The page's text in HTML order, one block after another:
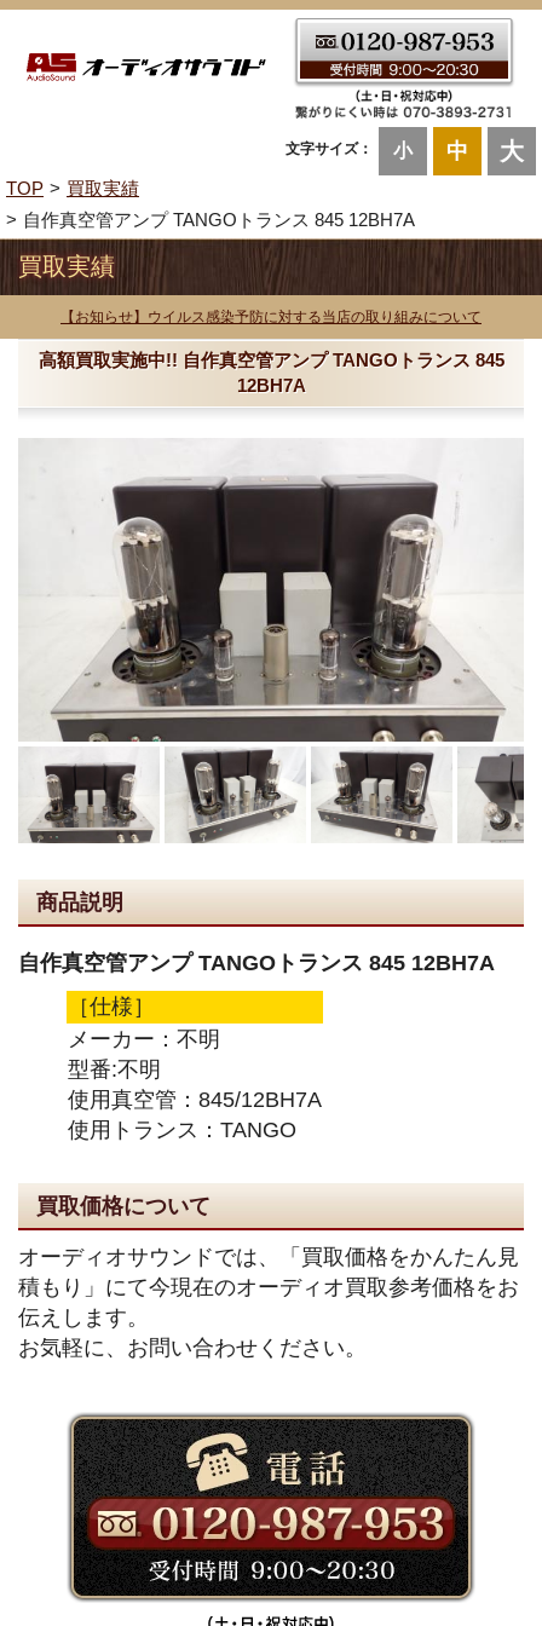
文字サイズ： 小 中 大
TOP
買取実績
自作真空管アンプ TANGOトランス 845 12BH7A
買取実績
【お知らせ】ウイルス感染予防に対する当店の取り組みについて
高額買取実施中!! 自作真空管アンプ TANGOトランス 845
12BH7A
商品説明
自作真空管アンプ TANGOトランス 845 12BH7A
［仕様］
メーカー：不明
型番:不明
使用真空管：845/12BH7A
使用トランス：TANGO
買取価格について
オーディオサウンドでは、「買取価格をかんたん見
積もり」にて今現在のオーディオ買取参考価格をお
伝えします。
お気軽に、お問い合わせください。